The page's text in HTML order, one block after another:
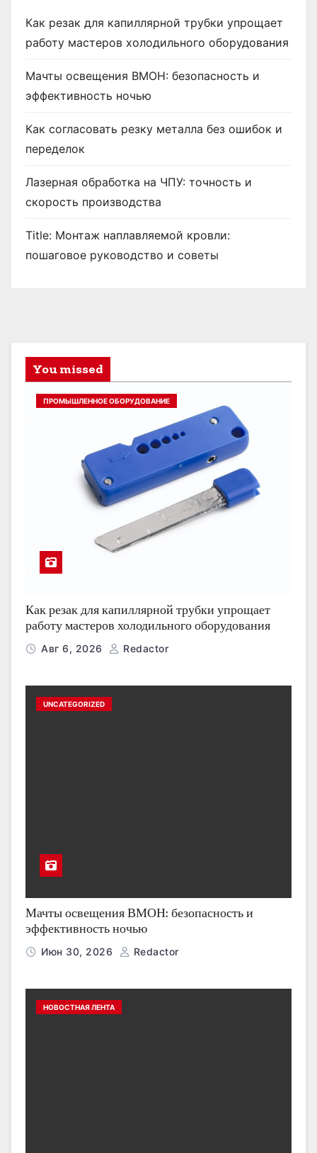
Как резак для капиллярной трубки упрощает
работу мастеров холодильного оборудования
Мачты освещения ВМОН: безопасность и
эффективность ночью
Как согласовать резку металла без ошибок и
переделок
Лазерная обработка на ЧПУ: точность и
скорость производства
Title: Монтаж наплавляемой кровли:
пошаговое руководство и советы
You missed
ПРОМЫШЛЕННОЕ ОБОРУДОВАНИЕ
Как резак для капиллярной трубки упрощает
работу мастеров холодильного оборудования
Авг 6, 2026 Redactor
UNCATEGORIZED
Мачты освещения ВМОН: безопасность и
эффективность ночью
Июн 30, 2026 Redactor
НОВОСТНАЯ ЛЕНТА